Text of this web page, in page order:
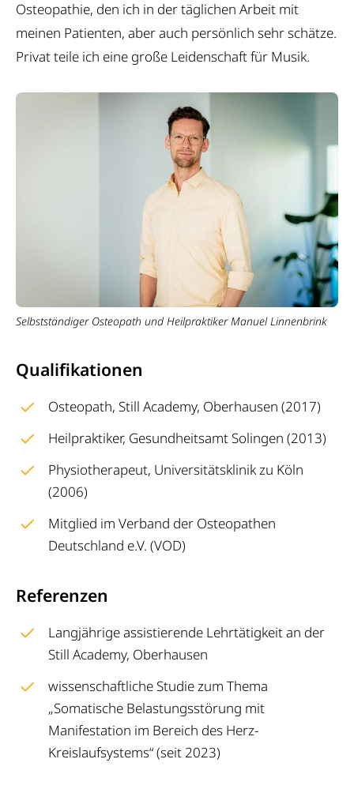
Osteopathie, den ich in der täglichen Arbeit mit
meinen Patienten, aber auch persönlich sehr schätze.
Privat teile ich eine große Leidenschaft für Musik.
Selbstständiger Osteopath und Heilpraktiker Manuel Linnenbrink
Qualifikationen
Osteopath, Still Academy, Oberhausen (2017)
Heilpraktiker, Gesundheitsamt Solingen (2013)
Physiotherapeut, Universitätsklinik zu Köln
(2006)
Mitglied im Verband der Osteopathen
Deutschland e.V. (VOD)
Referenzen
Langjährige assistierende Lehrtätigkeit an der
Still Academy, Oberhausen
wissenschaftliche Studie zum Thema
„Somatische Belastungsstörung mit
Manifestation im Bereich des Herz-
Kreislaufsystems“ (seit 2023)